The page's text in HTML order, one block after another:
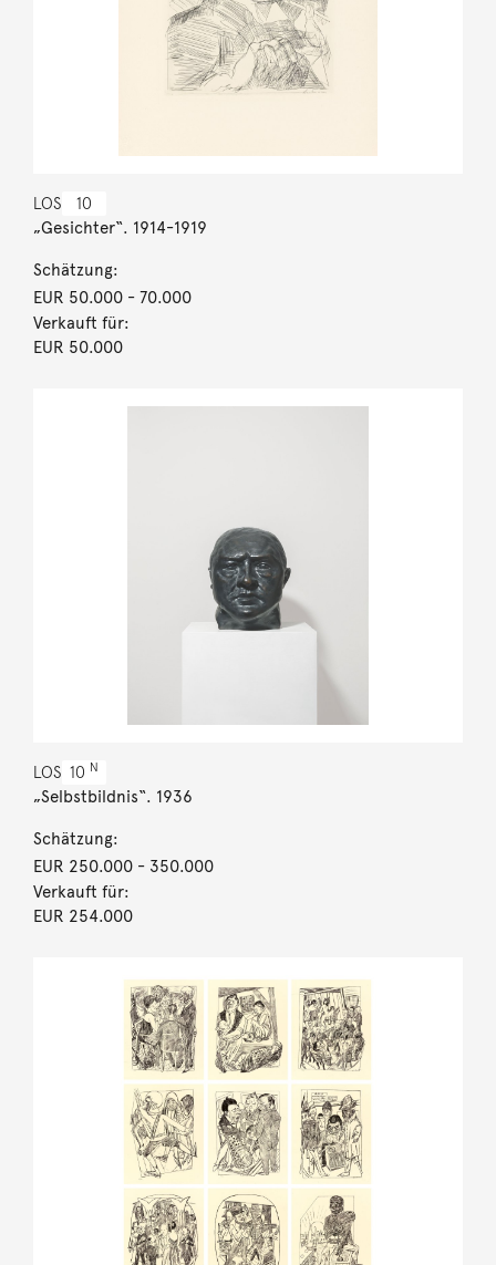
LOS 10
„Gesichter“. 1914-1919
Schätzung:
EUR 50.000- 70.000
Verkauft für:
EUR 50.000
LOS 10 N
„Selbstbildnis“. 1936
Schätzung:
EUR 250.000- 350.000
Verkauft für:
EUR 254.000